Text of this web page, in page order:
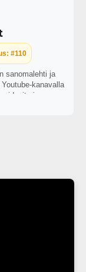
#110
sanomalehti ja
kanavalla
ja